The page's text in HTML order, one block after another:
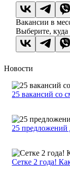
Вакансии в
Выберите,
Новости
25 вакансий со
25 предложений
Сетке 2 года!